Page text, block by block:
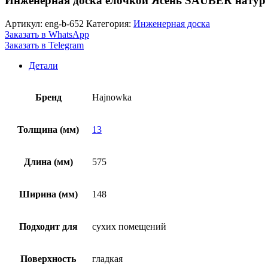
Артикул: eng-b-652 Категория: Инженерная доска
Заказать в WhatsApp
Заказать в Telegram
Детали
Бренд Hajnowka
Толщина (мм) 13
Длина (мм) 575
Ширина (мм) 148
Подходит для сухих помещений
Поверхность гладкая